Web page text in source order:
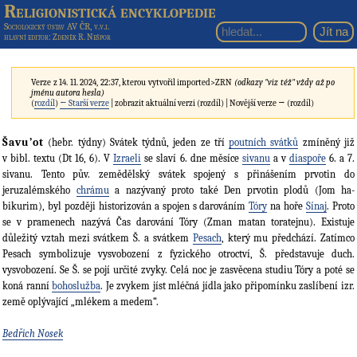
Religionistická encyklopedie
Sociologický ústav AV ČR, v.v.i.
hlavní editor: Zdeněk R. Nešpor
Verze z 14. 11. 2024, 22:37, kterou vytvořilimported>ZRN (odkazy "viz též" vždy až po
jménu autora hesla)
(rozdíl) ← Starší verze | zobrazit aktuální verzi (rozdíl) | Novější verze → (rozdíl)
Šavu’ot (hebr. týdny) Svátek týdnů, jeden ze třípoutních svátků zmíněný již
v bibl. textu (Dt 16, 6). VIzraeli se slaví 6. dne měsíce sivanua v diaspoře6. a 7.
sivanu. Tento pův. zemědělský svátek spojený s přinášením prvotin do
jeruzalémského chrámua nazývaný proto také Den prvotin plodů (Jom ha-
bikurim), byl později historizován a spojen s darovánímTóryna hořeSínaj. Proto
se v pramenech nazývá Čas darování Tóry (Zman matan toratejnu). Existuje
důležitý vztah mezi svátkem Š. a svátkem Pesach, který mu předchází. Zatímco
Pesach symbolizuje vysvobození z fyzického otroctví, Š. představuje duch.
vysvobození. Se Š. se pojí určité zvyky. Celá noc je zasvěcena studiu Tóry a poté se
koná ranníbohoslužba. Je zvykem jíst mléčná jídla jako připomínku zaslíbení izr.
země oplývající „mlékem a medem“.
Bedřich Nosek